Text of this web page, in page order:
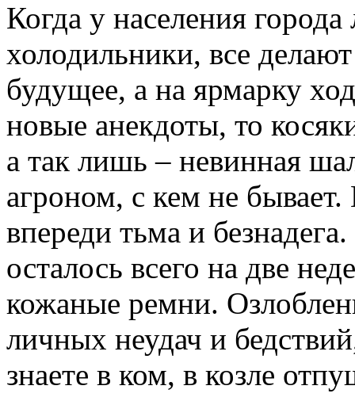
Когда у населения
холодильники, все
будущее, а на ярмарку
новые анекдоты, то
а так лишь – невинная
агроном, с кем не
впереди тьма и
осталось всего на две
кожаные ремни.
личных неудач и
знаете в ком, в козле